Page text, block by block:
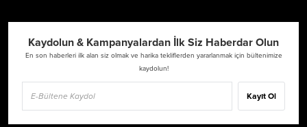
Kaydolun & Kampanyalardan İlk Siz Haberdar Olun
En son haberleri ilk alan siz olmak ve harika tekliflerden yararlanmak için bültenimize
kaydolun!
Kayıt Ol